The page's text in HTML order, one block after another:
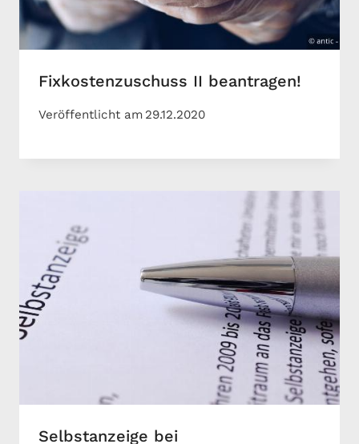
Fixkostenzuschuss II beantragen!
Veröffentlicht am 29.12.2020
Selbstanzeige bei